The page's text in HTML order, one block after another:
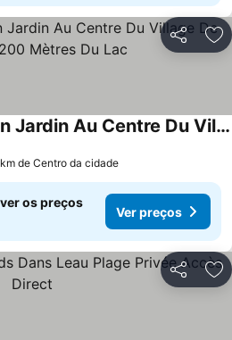
Partilhar
Petite Maison Et Son Jardin Au Centre Du Village De Duingt à 200 Mètres Du Lac
de Centro da cidade
os preços
Ver preços
Partilhar